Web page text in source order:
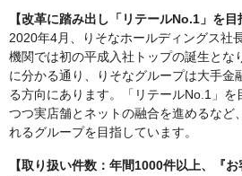
【改革に踏み出し「リテールNo.1」を目
2020年4月、りそなホールディングス社
機関では初の平成入社トップの誕生とな
に分かる通り、りそなグループは大手金
る方向にあります。「リテールNo.1」
つつ実店舗とネットの融合を進めるなど
れるグループを目指しています。
【取り扱い件数：年間1000件以上、『